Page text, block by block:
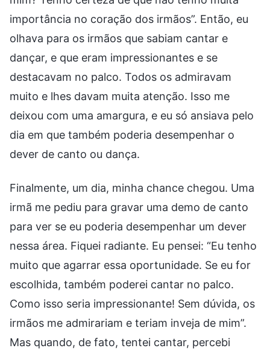
importância no coração dos irmãos”. Então, eu
olhava para os irmãos que sabiam cantar e
dançar, e que eram impressionantes e se
destacavam no palco. Todos os admiravam
muito e lhes davam muita atenção. Isso me
deixou com uma amargura, e eu só ansiava pelo
dia em que também poderia desempenhar o
dever de canto ou dança.
Finalmente, um dia, minha chance chegou. Uma
irmã me pediu para gravar uma demo de canto
para ver se eu poderia desempenhar um dever
nessa área. Fiquei radiante. Eu pensei: “Eu tenho
muito que agarrar essa oportunidade. Se eu for
escolhida, também poderei cantar no palco.
Como isso seria impressionante! Sem dúvida, os
irmãos me admirariam e teriam inveja de mim”.
Mas quando, de fato, tentei cantar, percebi